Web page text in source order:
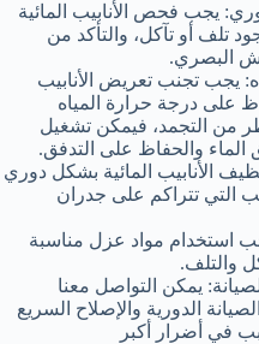
يجب فحص الأنابيب المائية
تلف أو تآكل، والتأكد من
البصري.
يجب تجنب تعريض الأنابيب
على درجة حرارة المياه
من التجمد، فيمكن تشغيل
والحفاظ على التدفق.
الأنابيب المائية بشكل دوري
التي تتراكم على جدران
استخدام مواد عزل مناسبة
والتلف.
يمكن التواصل معنا
الدورية والإصلاح السريع
في أضرار أكبر